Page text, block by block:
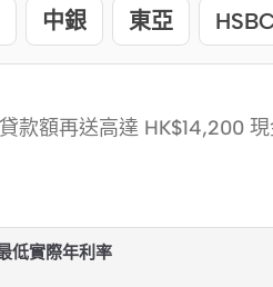
中銀 東亞
額再送高達 HK$14,200 現
睇你可拎幾多獎賞
低實際年利率